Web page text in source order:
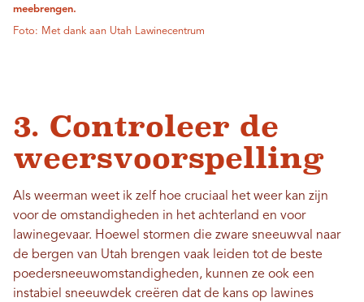
meebrengen.
Foto: Met dank aan Utah Lawinecentrum
3. Controleer de
weersvoorspelling
Als weerman weet ik zelf hoe cruciaal het weer kan zijn
voor de omstandigheden in het achterland en voor
lawinegevaar. Hoewel stormen die zware sneeuwval naar
de bergen van Utah brengen vaak leiden tot de beste
poedersneeuwomstandigheden, kunnen ze ook een
instabiel sneeuwdek creëren dat de kans op lawines